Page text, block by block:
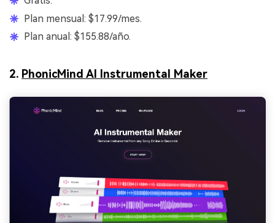
Plan mensual: $17.99/mes.
Plan anual: $155.88/año.
2. PhonicMind AI Instrumental Maker